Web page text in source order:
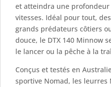
et atteindra une profondeur
vitesses. Idéal pour tout,
grands prédateurs côtiers
douce, le DTX 140 Minnow
le lancer ou la pêche à la
Conçus et testés en
sportive Nomad, les leurres